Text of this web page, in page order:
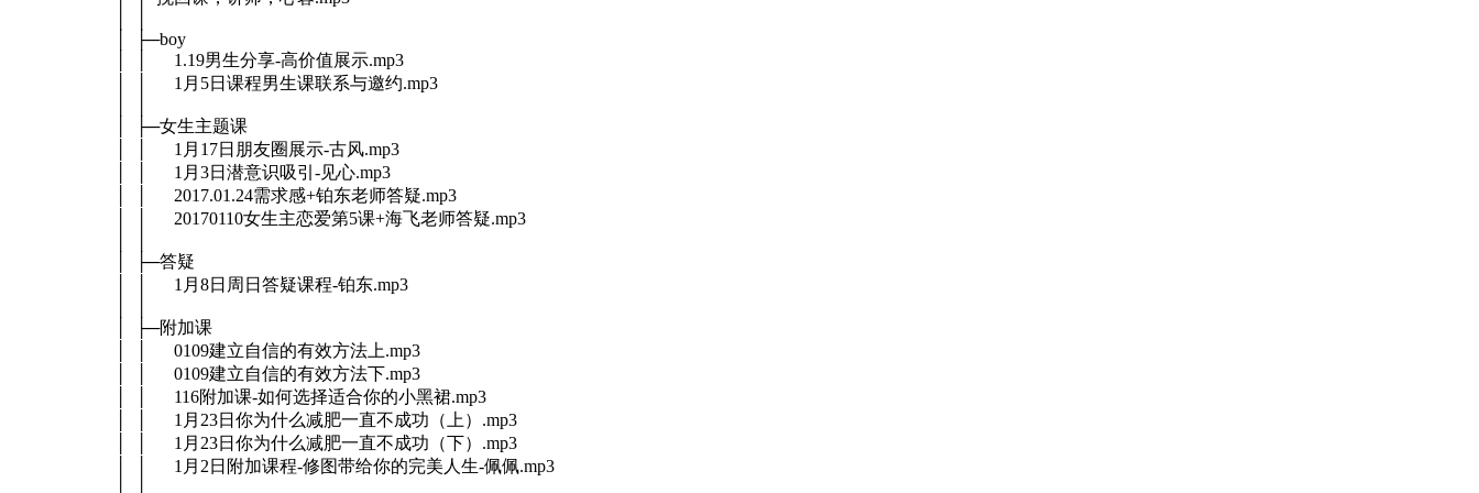
│ ├─boy
│ │ 1.19男生分享-高价值展示.mp3
│ │ 1月5日课程男生课联系与邀约.mp3
│ ├─女生主题课
│ │ 1月17日朋友圈展示-古风.mp3
│ │ 1月3日潜意识吸引-见心.mp3
│ │ 2017.01.24需求感+铂东老师答疑.mp3
│ │ 20170110女生主恋爱第5课+海飞老师答疑.mp3
│ ├─答疑
│ │ 1月8日周日答疑课程-铂东.mp3
│ ├─附加课
│ │ 0109建立自信的有效方法上.mp3
│ │ 0109建立自信的有效方法下.mp3
│ │ 116附加课-如何选择适合你的小黑裙.mp3
│ │ 1月23日你为什么减肥一直不成功（上）.mp3
│ │ 1月23日你为什么减肥一直不成功（下）.mp3
│ │ 1月2日附加课程-修图带给你的完美人生-佩佩.mp3